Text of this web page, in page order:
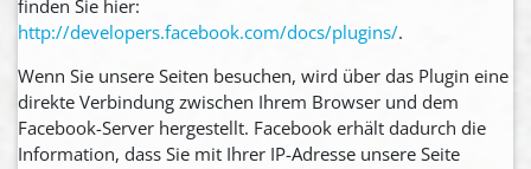
finden Sie hier:
http://developers.facebook.com/docs/plugins/.
Wenn Sie unsere Seiten besuchen, wird über das Plugin eine
direkte Verbindung zwischen Ihrem Browser und dem
Facebook-Server hergestellt. Facebook erhält dadurch die
Information, dass Sie mit Ihrer IP-Adresse unsere Seite